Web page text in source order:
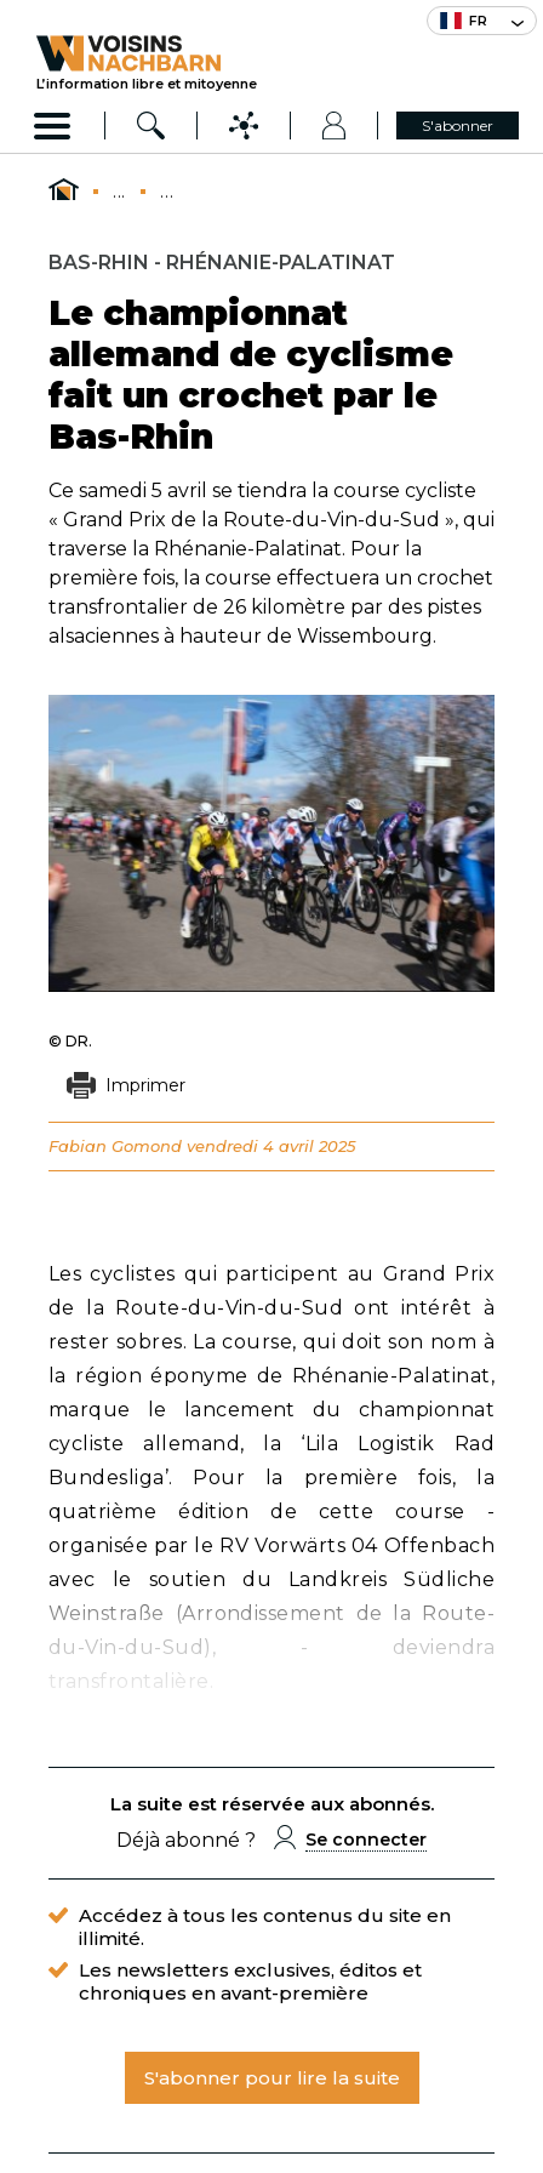
FR
L’information libre et mitoyenne
S'abonner
... ...
BAS-RHIN - RHÉNANIE-PALATINAT
Le championnat
allemand de cyclisme
fait un crochet par le
Bas-Rhin
Ce samedi 5 avril se tiendra la course cycliste
« Grand Prix de la Route-du-Vin-du-Sud », qui
traverse la Rhénanie-Palatinat. Pour la
première fois, la course effectuera un crochet
transfrontalier de 26 kilomètre par des pistes
alsaciennes à hauteur de Wissembourg.
Les cyclistes qui participent au Grand Prix
de la Route-du-Vin-du-Sud ont intérêt à
rester sobres. La course, qui doit son nom à
la région éponyme de Rhénanie-Palatinat,
marque le lancement du championnat
cycliste allemand, la ‘Lila Logistik Rad
Bundesliga’. Pour la première fois, la
quatrième édition de cette course -
organisée par le RV Vorwärts 04 Offenbach
avec le soutien du Landkreis Südliche
Weinstraße (Arrondissement de la Route-
du-Vin-du-Sud), - deviendra
transfrontalière.
La suite est réservée aux abonnés.
Déjà abonné ?
Se connecter
Accédez à tous les contenus du site en
illimité.
Les newsletters exclusives, éditos et
chroniques en avant-première
S'abonner pour lire la suite
© DR.
Imprimer
Fabian Gomond vendredi 4 avril 2025